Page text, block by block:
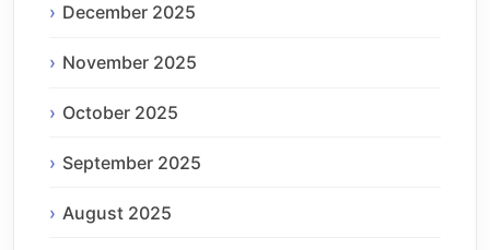
December 2025
November 2025
October 2025
September 2025
August 2025